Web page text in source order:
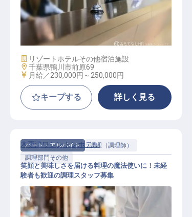
フロント / 正社員
施設業態
リゾートホテルその他宿泊施設
勤務地
千葉県鴨川市前原69
給与
月給／230,000円～ 250,000円
キープする 詳しく見る
パート・アルバイト
調理（調理師）
調理部門その他
木更津ワシントンホテル
笑顔と美味しさを届ける料理の魔法使いに！未経
験者も歓迎の調理スタッフ募集